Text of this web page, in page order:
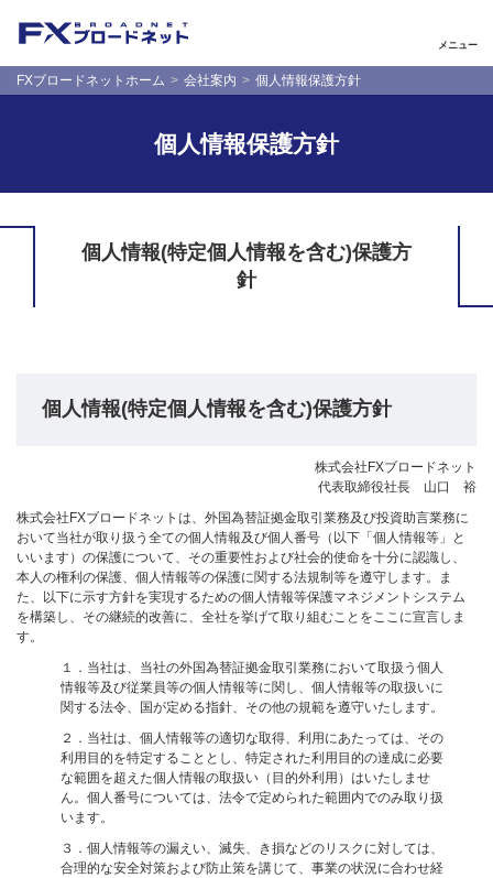
メニュー
FXブロードネットホーム 会社案内 個人情報保護方針
個人情報保護方針
個人情報(特定個人情報を含む)保護方
針
個人情報(特定個人情報を含む)保護方針
株式会社FXブロードネット
代表取締役社長 山口 裕
株式会社FXブロードネットは、外国為替証拠金取引業務及び投資助言業務に
おいて当社が取り扱う全ての個人情報及び個人番号（以下「個人情報等」と
いいます）の保護について、その重要性および社会的使命を十分に認識し、
本人の権利の保護、個人情報等の保護に関する法規制等を遵守します。ま
た、以下に示す方針を実現するための個人情報等保護マネジメントシステム
を構築し、その継続的改善に、全社を挙げて取り組むことをここに宣言しま
す。
１．当社は、当社の外国為替証拠金取引業務において取扱う個人
情報等及び従業員等の個人情報等に関し、個人情報等の取扱いに
関する法令、国が定める指針、その他の規範を遵守いたします。
２．当社は、個人情報等の適切な取得、利用にあたっては、その
利用目的を特定することとし、特定された利用目的の達成に必要
な範囲を超えた個人情報の取扱い（目的外利用）はいたしませ
ん。個人番号については、法令で定められた範囲内でのみ取り扱
います。
３．個人情報等の漏えい、滅失、き損などのリスクに対しては、
合理的な安全対策および防止策を講じて、事業の状況に合わせ経